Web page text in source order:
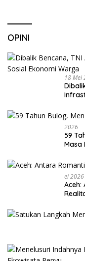
OPINI
18 Mei
2026
59
Masa
Ei 2026
Aceh: